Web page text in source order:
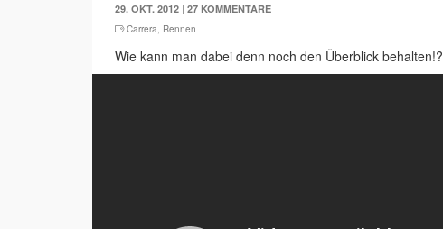
29. OKT. 2012 | 27 KOMMENTARE
Carrera, Rennen
Wie kann man dabei denn noch den Überblick behalten!?